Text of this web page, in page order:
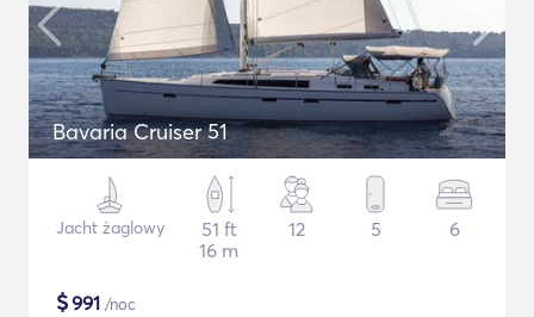
Bavaria Cruiser 51
Jacht żaglowy
51 ft
16 m
12 5 6
$991 /noc